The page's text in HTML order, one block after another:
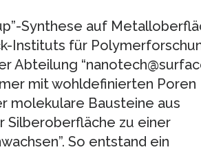
Synthese auf
Instituts für
Abteilung
mit wohldefinierten Poren
molekulare Bausteine aus
Silberoberfläche zu einer
So entstand ein